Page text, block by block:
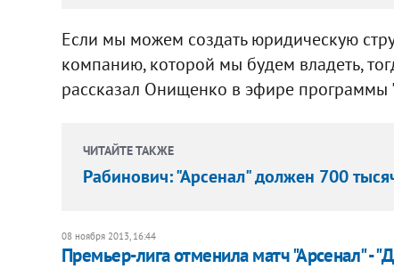
Если мы можем создать юридическую
компанию, которой мы будем владеть,
рассказал Онищенко в эфире программы
ЧИТАЙТЕ ТАКЖЕ
Рабинович: "Арсенал" должен 700
08 ноября 2013, 16:44
Премьер-лига отменила матч "Арсенал" -